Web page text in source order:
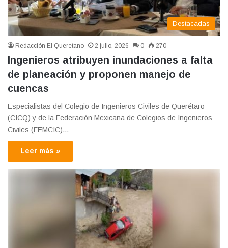
Destacadas
Redacción El Queretano 2 julio, 2026 0 270
Ingenieros atribuyen inundaciones a falta
de planeación y proponen manejo de
cuencas
Especialistas del Colegio de Ingenieros Civiles de Querétaro
(CICQ) y de la Federación Mexicana de Colegios de Ingenieros
Civiles (FEMCIC)…
Leer más »